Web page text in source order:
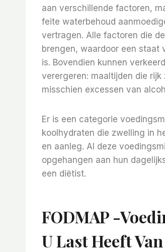
aan verschillende factoren,
feite waterbehoud
vertragen. Alle factoren die
brengen, waardoor een staat
is. Bovendien kunnen
verergeren: maaltijden die
misschien excessen van
Er is een categorie
koolhydraten die zwelling in
en aanleg. Al deze
opgehangen aan hun
een diëtist.
FODMAP -
U Last Heeft